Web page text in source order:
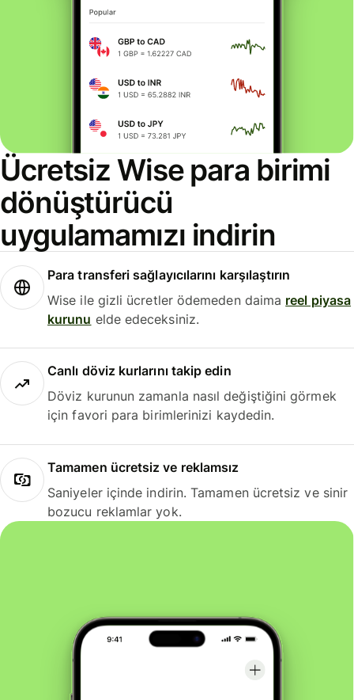
Ücretsiz Wise para birimi
dönüştürücü
uygulamamızı indirin
Para transferi sağlayıcılarını karşılaştırın
Wise ile gizli ücretler ödemeden daima reel piyasa
kurunu elde edeceksiniz.
Canlı döviz kurlarını takip edin
Döviz kurunun zamanla nasıl değiştiğini görmek
için favori para birimlerinizi kaydedin.
Tamamen ücretsiz ve reklamsız
Saniyeler içinde indirin. Tamamen ücretsiz ve sinir
bozucu reklamlar yok.